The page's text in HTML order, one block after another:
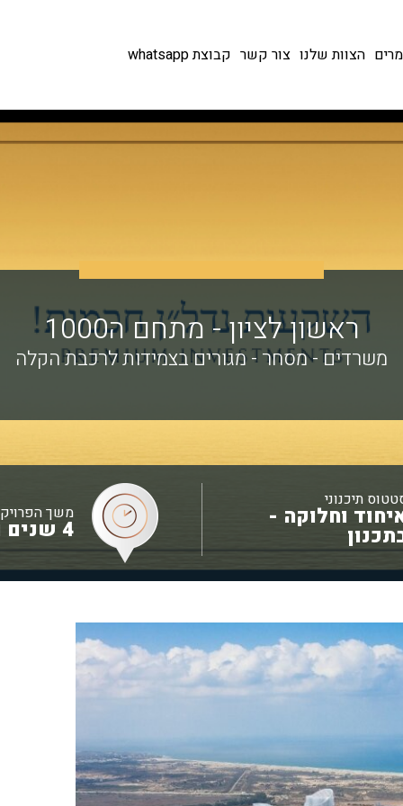
הצוות שלנו צור קשר קבוצת whatsapp
תיכנוני
וחלוקה - משך
4 שנים ומעלה
ראשון לציון - מתחם ה1000
משרדים - מסחר - מגורים בצמידות לרכבת הקלה